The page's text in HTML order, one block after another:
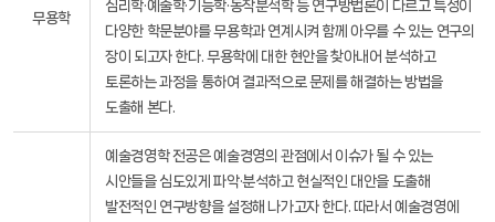
무용학
심리학·예술학·기능학·동작분석학 등 연구방법론이 다르고 특성이
다양한 학문분야를 무용학과 연계시켜 함께 아우를 수 있는 연구의
장이 되고자 한다. 무용학에 대한 현안을 찾아내어 분석하고
토론하는 과정을 통하여 결과적으로 문제를 해결하는 방법을
도출해 본다.
예술경영학 전공은 예술경영의 관점에서 이슈가 될 수 있는
시안들을 심도있게 파악·분석하고 현실적인 대안을 도출해
발전적인 연구방향을 설정해 나가고자 한다. 따라서 예술경영에